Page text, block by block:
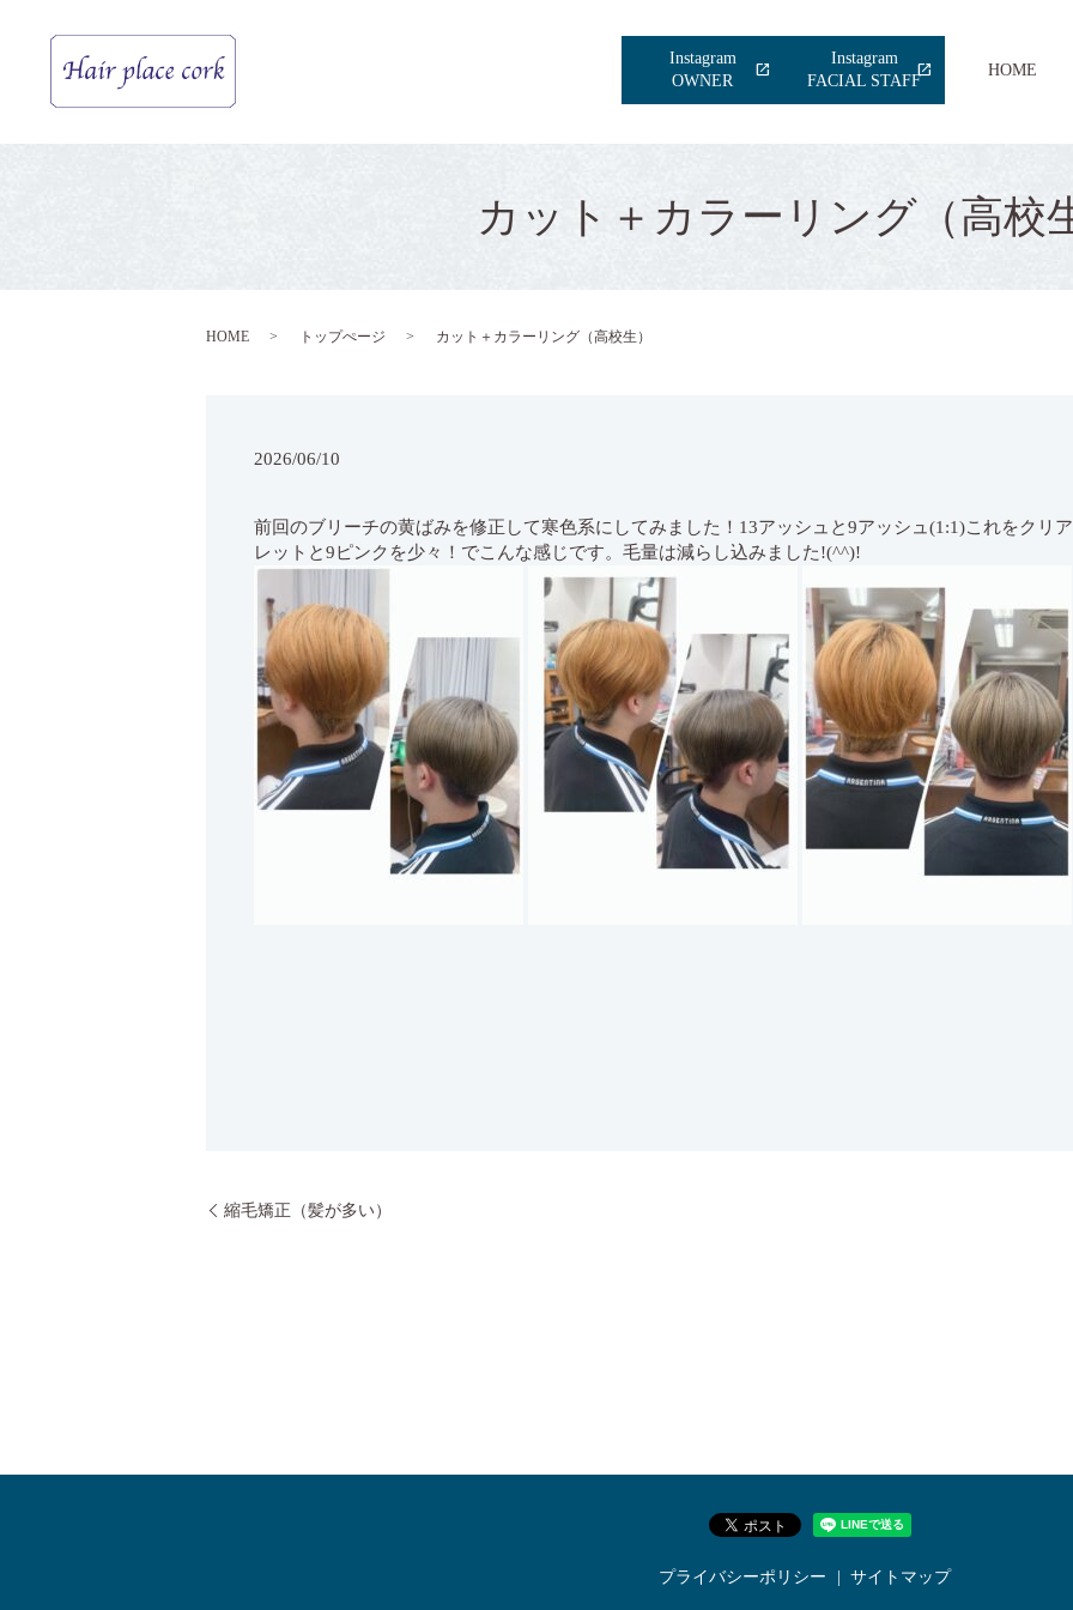
Instagram
OWNER
Instagram
FACIAL STAFF
HOME
カット＋カラーリング（高校
HOME トップぺージ カット＋カラーリング（高校生）
2026/06/10
前回のブリーチの黄ばみを修正して寒色系にしてみました！13アッシュと9アッシュ(1:1)これをクリ
レットと9ピンクを少々！でこんな感じです。毛量は減らし込みました!(^^)!
縮毛矯正（髪が多い）
プライバシーポリシー サイトマップ